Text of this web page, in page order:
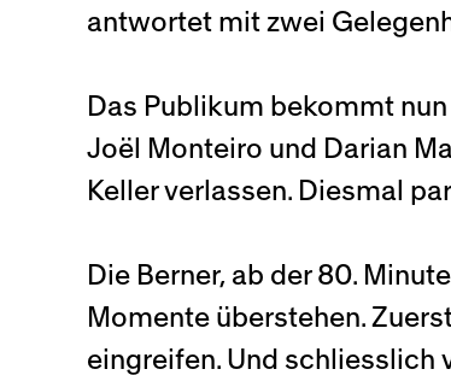
antwortet mit zwei
Das Publikum bekommt
Joël Monteiro und Darian
Keller verlassen. Diesmal
Die Berner, ab der 80.
Momente überstehen.
eingreifen. Und schliesslich